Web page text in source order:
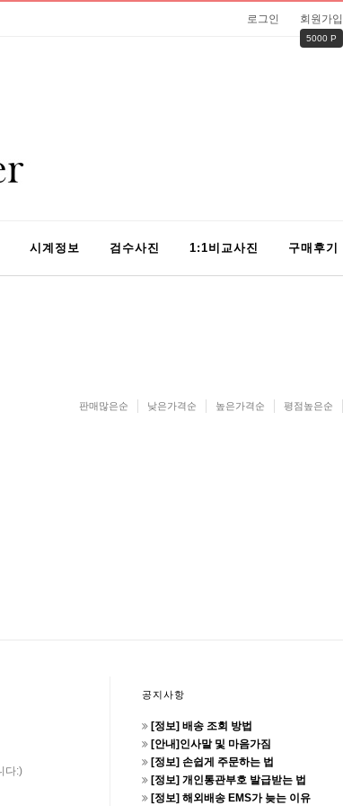
로그인 회원가입
5000 P
시계정보 검수사진 1:1비교사진 구매후기
판매많은순 낮은가격순 높은가격순 평점높은순
다:)
공지사항
[정보] 배송 조회 방법
[안내]인사말 및 마음가짐
[정보] 손쉽게 주문하는 법
[정보] 개인통관부호 발급받는 법
[정보] 해외배송 EMS가 늦는 이유